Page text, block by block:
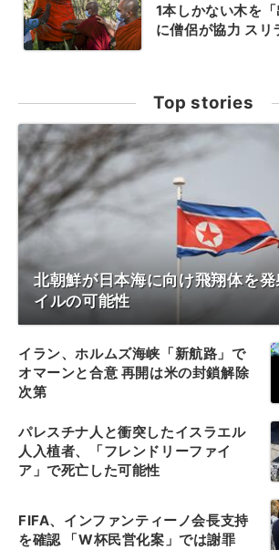
1本しかない木を
に僧侶が協力 スリ
Top stories
北朝鮮が日本海に向け飛翔体を
イルの可能性
イラン、ホルムズ海峡「新航路」で
オマーンと合意 再開は米の封鎖解除
次第
パレスチナ人と衝突したイスラエル
人入植者、「フレンドリーファイ
ア」で死亡した可能性
FIFA、インファンティーノ会長支持
を確認 「W杯民営化案」では謝罪